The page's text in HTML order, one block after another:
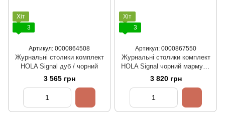
Хіт
3
Артикул: 0000864508
Журнальні столики комплект
HOLA Signal дуб / чорний
3 565 грн
Хіт
3
Артикул: 0000867550
Журнальні столики комплект
HOLA Signal чорний мармур /
золото
3 820 грн